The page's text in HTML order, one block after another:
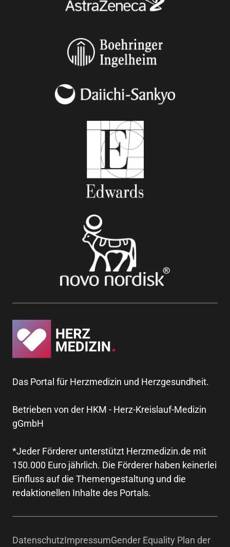
Das Portal für Herzmedizin und Herzgesundheit.
Betrieben von der HKM - Herz-Kreislauf-Medizin
gGmbH
*Jeder Förderer unterstützt Herzmedizin.de mit
150.000 Euro jährlich. Die Förderer haben keinerlei
Einfluss auf die Themengestaltung und die
redaktionellen Inhalte des Portals.
DatenschutzImpressumGender Equality Plan der